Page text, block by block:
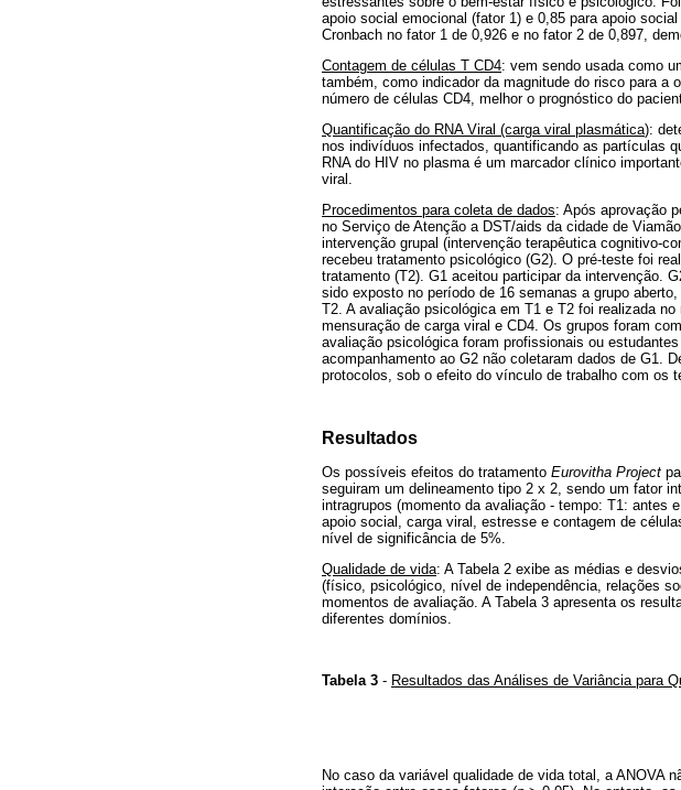
apoio social emocional (fator 1) e 0,85 para apoio
Cronbach no fator 1 de 0,926 e no fator 2 de 0,897,
Contagem de células T CD4: vem sendo usada como
também, como indicador da magnitude do risco para a
número de células CD4, melhor o prognóstico do
Quantificação do RNA Viral (carga viral plasmática):
nos indivíduos infectados, quantificando as partículas
RNA do HIV no plasma é um marcador clínico
viral.
Procedimentos paracoleta de dados: Após aprovação
no Serviço de Atenção a DST/aids da cidade de
intervenção grupal (intervenção terapêutica cognitivo-
recebeu tratamento psicológico (G2). O pré-teste foi
tratamento (T2). G1 aceitou participar da intervenção.
sido exposto no período de 16 semanas a grupo
T2. A avaliação psicológica em T1 e T2 foi realizada
mensuração de carga viral e CD4. Os grupos foram
avaliação psicológica foram profissionais ou
acompanhamento ao G2 não coletaram dados de G1.
protocolos, sob o efeito do vínculo de trabalho com os
Resultados
Os possíveis efeitos do tratamento Eurovitha Project
seguiram um delineamento tipo 2 x 2, sendo um fator
intragrupos (momento da avaliação - tempo: T1: antes
apoio social, carga viral, estresse e contagem de
nível de significância de 5%.
Qualidade de vida: A Tabela 2 exibe as médias e
(físico, psicológico, nível de independência, relações
momentos de avaliação. A Tabela 3 apresenta os
diferentes domínios.
Tabela3 - Resultados das Análises de Variância para
No caso da variável qualidade de vida total, a ANOVA